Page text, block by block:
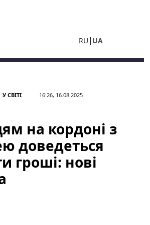
RU UA
У СВІТІ 16:26, 16.08.2025
на кордоні з
доведеться
гроші: нові